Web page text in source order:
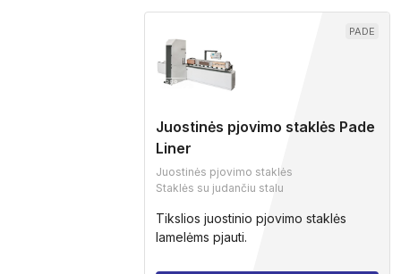
PADE
Juostinės pjovimo staklės Pade
Liner
Juostinės pjovimo staklės
Staklės su judančiu stalu
Tikslios juostinio pjovimo staklės
lamelėms pjauti.